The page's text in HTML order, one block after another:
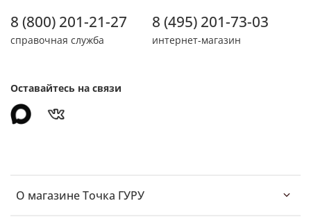
О магазине Точка ГУРУ
8 (800) 201-21-27
справочная служба
8 (495) 201-73-03
интернет-магазин
Оставайтесь на связи